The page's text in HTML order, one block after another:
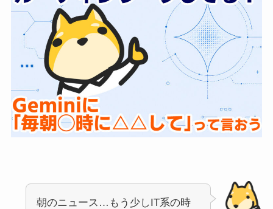
朝のニュース…もう少しIT系の時